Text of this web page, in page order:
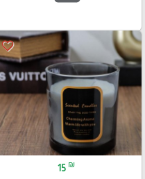
favorite_border
15 ₪